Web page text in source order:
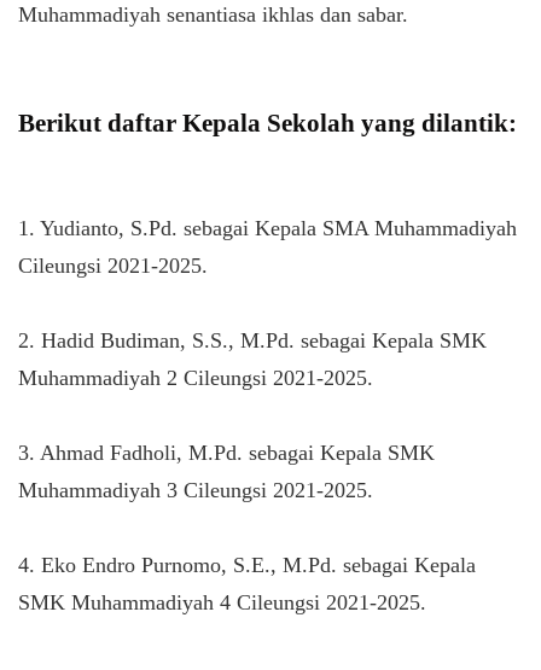
Muhammadiyah senantiasa ikhlas dan sabar.
Berikut daftar Kepala Sekolah yang dilantik:
1. Yudianto, S.Pd. sebagai Kepala SMA Muhammadiyah
Cileungsi 2021-2025.
2. Hadid Budiman, S.S., M.Pd. sebagai Kepala SMK
Muhammadiyah 2 Cileungsi 2021-2025.
3. Ahmad Fadholi, M.Pd. sebagai Kepala SMK
Muhammadiyah 3 Cileungsi 2021-2025.
4. Eko Endro Purnomo, S.E., M.Pd. sebagai Kepala
SMK Muhammadiyah 4 Cileungsi 2021-2025.